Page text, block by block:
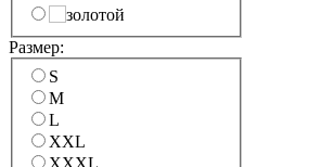
Размер:
S
M
L
XXL